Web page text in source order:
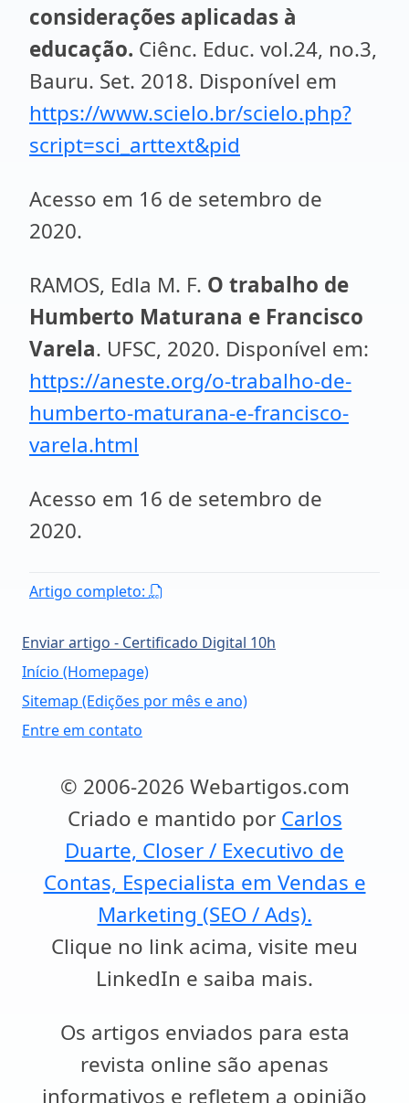
considerações aplicadas à
educação. Ciênc. Educ. vol.24, no.3,
Bauru. Set. 2018. Disponível em
https://www.scielo.br/scielo.php?
script=sci_arttext&pid
Acesso em 16 de setembro de
2020.
RAMOS, Edla M. F. O trabalho de
Humberto Maturana e Francisco
Varela. UFSC, 2020. Disponível em:
https://aneste.org/o-trabalho-de-
humberto-maturana-e-francisco-
varela.html
Acesso em 16 de setembro de
2020.
Artigo completo:
Enviar artigo - Certificado Digital 10h
Início (Homepage)
Sitemap (Edições por mês e ano)
Entre em contato
© 2006-2026 Webartigos.com
Criado e mantido por Carlos
Duarte, Closer / Executivo de
Contas, Especialista em Vendas e
Marketing (SEO / Ads).
Clique no link acima, visite meu
LinkedIn e saiba mais.
Os artigos enviados para esta
revista online são apenas
informativos e refletem a opinião